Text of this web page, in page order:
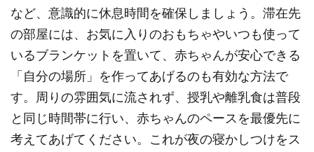
など、意識的に休息時間を確保しましょう。滞在先
の部屋には、お気に入りのおもちゃやいつも使って
いるブランケットを置いて、赤ちゃんが安心できる
「自分の場所」を作ってあげるのも有効な方法で
す。周りの雰囲気に流されず、授乳や離乳食は普段
と同じ時間帯に行い、赤ちゃんのペースを最優先に
考えてあげてください。これが夜の寝かしつけをス